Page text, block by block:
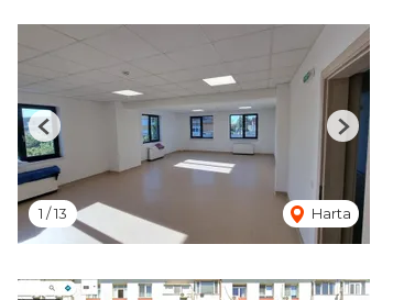
1 /13 Harta
Previous Next